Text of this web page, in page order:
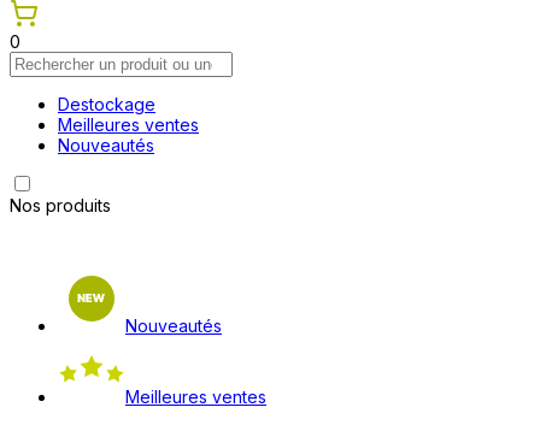
0
Destockage
Meilleures ventes
Nouveautés
Nos produits
Nouveautés
Meilleures ventes